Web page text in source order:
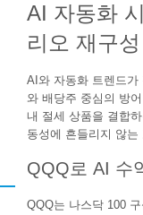
AI 자동화
리오 재구
AI와 자동화 트렌드가
와 배당주 중심의 방
내 절세 상품을 결합
동성에 흔들리지 않
QQQ로 AI 수
QQQ는 나스닥 100